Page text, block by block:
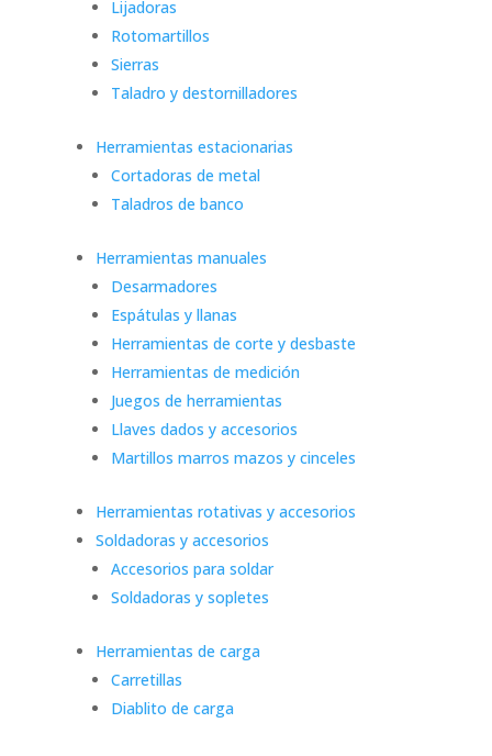
Lijadoras
Rotomartillos
Sierras
Taladro y destornilladores
Herramientas estacionarias
Cortadoras de metal
Taladros de banco
Herramientas manuales
Desarmadores
Espátulas y llanas
Herramientas de corte y desbaste
Herramientas de medición
Juegos de herramientas
Llaves dados y accesorios
Martillos marros mazos y cinceles
Herramientas rotativas y accesorios
Soldadoras y accesorios
Accesorios para soldar
Soldadoras y sopletes
Herramientas de carga
Carretillas
Diablito de carga